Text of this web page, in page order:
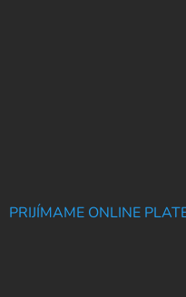
PRIJÍMAME ONLINE